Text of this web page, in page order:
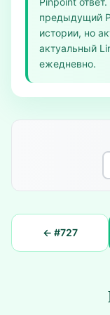
предыдущий
истории, но
актуальный
ежедневно.
← #727